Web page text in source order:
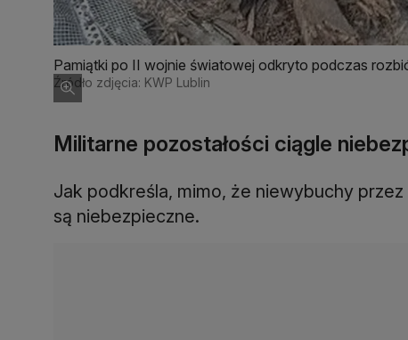
Pamiątki po II wojnie światowej odkryto podczas
Źródło zdjęcia: KWP Lublin
Militarne pozostałości ciągle
Jak podkreśla, mimo, że niewybuchy
są niebezpieczne.